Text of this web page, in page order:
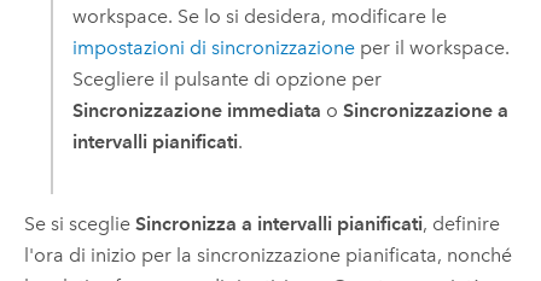
workspace. Se lo si desidera, modificare le
impostazioni di sincronizzazioneper il workspace.
Scegliere il pulsante di opzione per
Sincronizzazione immediata o Sincronizzazione a
intervalli pianificati.
Se si sceglie Sincronizza a intervalli pianificati, definire
l'ora di inizio per la sincronizzazione pianificata, nonché